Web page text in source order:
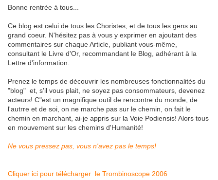
Bonne rentrée à tous...
Ce blog est celui de tous les Choristes, et de tous les gens au
grand coeur. N'hésitez pas à vous y exprimer en ajoutant des
commentaires sur chaque Article, publiant vous-même,
consultant le Livre d'Or, recommandant le Blog, adhérant à la
Lettre d'information.
Prenez le temps de découvrir les nombreuses fonctionnalités du
"blog" et, s'il vous plait, ne soyez pas consommateurs, devenez
acteurs! C"est un magnifique outil de rencontre du monde, de
l'autrre et de soi, on ne marche pas sur le chemin, on fait le
chemin en marchant, ai-je appris sur la Voie Podiensis! Alors tous
en mouvement sur les chemins d'Humanité!
Ne vous pressez pas, vous n'avez pas le temps!
Cliquer ici pour télécharger le Trombinoscope 2006